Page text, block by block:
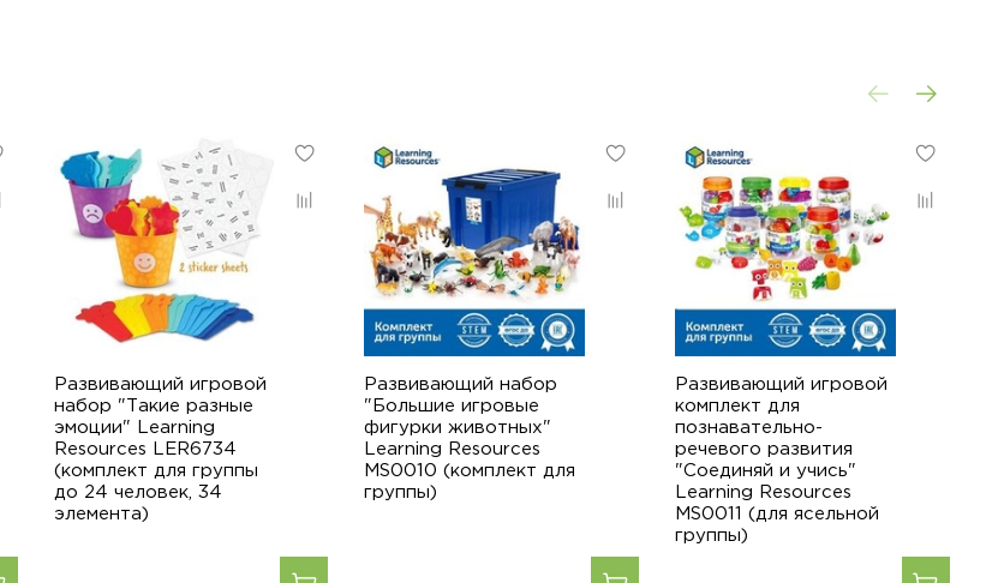
Развивающий игровой
набор "Такие разные
эмоции" Learning
Resources LER6734
(комплект для группы
до 24 человек, 34
элемента)
Развивающий набор
"Большие игровые
фигурки животных"
Learning Resources
MS0010 (комплект для
группы)
Развивающий игровой
комплект для
познавательно-
речевого развития
"Соединяй и учись"
Learning Resources
MS0011 (для ясельной
группы)